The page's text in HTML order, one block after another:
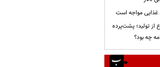
غذایی مواجه است
از تولید؛ پشت‌پرده
چه بود؟